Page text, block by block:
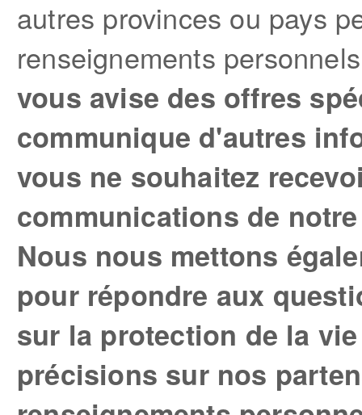
autres provinces ou pays
renseignements
vous avise des offres
communique d'autres
vous ne souhaitez
communications de
Nous nous mettons
pour répondre aux
sur la protection de la
précisions sur nos